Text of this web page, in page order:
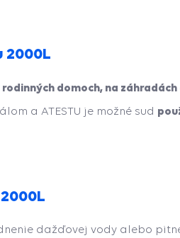
2000L
rodinných domoch, na
a ATESTU je možné sud
dažďovej vody alebo